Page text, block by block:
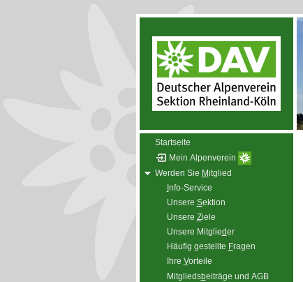
Startseite
Mein Alpenverein
Werden Sie Mitglied
nfo-Service
Unsere Sektion
Unsere Ziele
Unsere Mitglieder
Häufig gestellte Fragen
Ihre Vorteile
Mitgliedsbeiträge und AGB